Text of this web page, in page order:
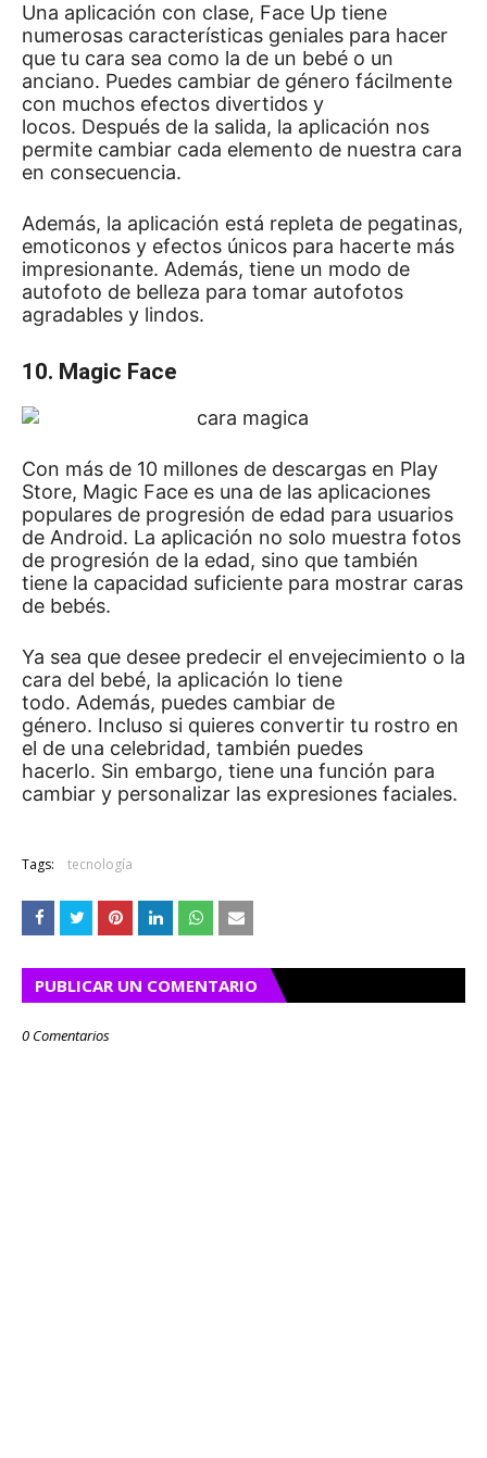
Una aplicación con clase, Face Up tiene
numerosas características geniales para hacer
que tu cara sea como la de un bebé o un
anciano. Puedes cambiar de género fácilmente
con muchos efectos divertidos y
locos. Después de la salida, la aplicación nos
permite cambiar cada elemento de nuestra cara
en consecuencia.
Además, la aplicación está repleta de pegatinas,
emoticonos y efectos únicos para hacerte más
impresionante. Además, tiene un modo de
autofoto de belleza para tomar autofotos
agradables y lindos.
10. Magic Face
Con más de 10 millones de descargas en Play
Store, Magic Face es una de las aplicaciones
populares de progresión de edad para usuarios
de Android. La aplicación no solo muestra fotos
de progresión de la edad, sino que también
tiene la capacidad suficiente para mostrar caras
de bebés.
Ya sea que desee predecir el envejecimiento o la
cara del bebé, la aplicación lo tiene
todo. Además, puedes cambiar de
género. Incluso si quieres convertir tu rostro en
el de una celebridad, también puedes
hacerlo. Sin embargo, tiene una función para
cambiar y personalizar las expresiones faciales.
Tags: tecnología
PUBLICAR UN COMENTARIO
0 Comentarios